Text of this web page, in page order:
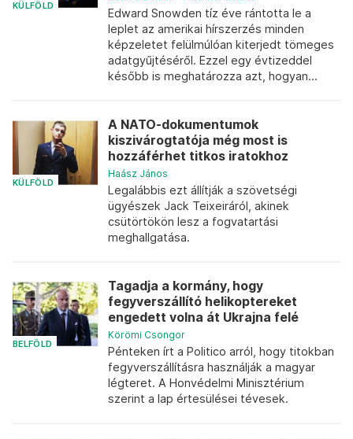
KÜLFÖLD
Edward Snowden tíz éve rántotta le a
leplet az amerikai hírszerzés minden
képzeletet felülmúlóan kiterjedt tömeges
adatgyűjtéséről. Ezzel egy évtizeddel
később is meghatározza azt, hogyan...
KÜLFÖLD
A NATO-dokumentumok
kiszivárogtatója még most is
hozzáférhet titkos iratokhoz
Haász János
Legalábbis ezt állítják a szövetségi
ügyészek Jack Teixeiráról, akinek
csütörtökön lesz a fogvatartási
meghallgatása.
BELFÖLD
Tagadja a kormány, hogy
fegyverszállító helikoptereket
engedett volna át Ukrajna felé
Körömi Csongor
Pénteken írt a Politico arról, hogy titokban
fegyverszállításra használják a magyar
légteret. A Honvédelmi Minisztérium
szerint a lap értesülései tévesek.